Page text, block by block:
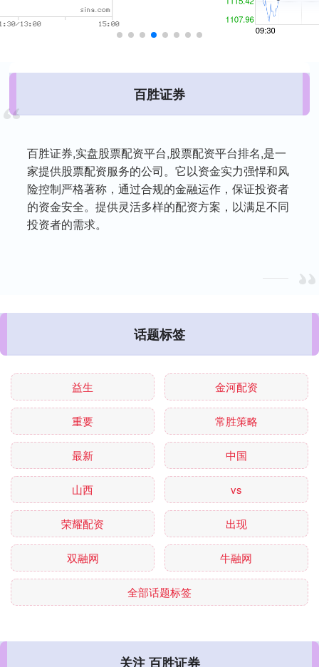
百胜证券
百胜证券,实盘股票配资平台,股票配资平台排名,是一
家提供股票配资服务的公司。它以资金实力强悍和风
险控制严格著称，通过合规的金融运作，保证投资者
的资金安全。提供灵活多样的配资方案，以满足不同
投资者的需求。
话题标签
益生 金河配资
重要 常胜策略
最新 中国
山西 vs
荣耀配资 出现
双融网 牛融网
全部话题标签
关注 百胜证券